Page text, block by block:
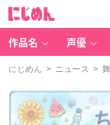
作品名 声優
にじめん > ニュース >